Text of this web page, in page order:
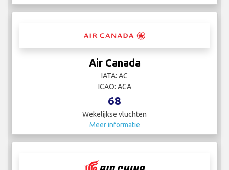
Air Canada
IATA: AC
ICAO: ACA
68
Wekelijkse vluchten
Meer informatie